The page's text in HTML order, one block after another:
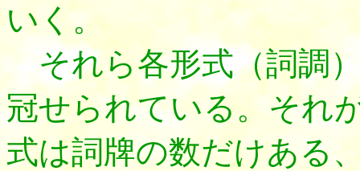
いく。
それら各形式（詞調
冠せられている。それ
式は詞牌の数だけある